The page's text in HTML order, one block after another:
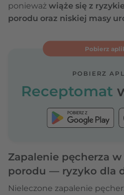
ponieważ wiąże się z
porodu oraz niskiej masy
Pobierz
POBIERZ
Receptomat
Zapalenie pęcherza
porodu — ryzyko dla
Nieleczone zapalenie